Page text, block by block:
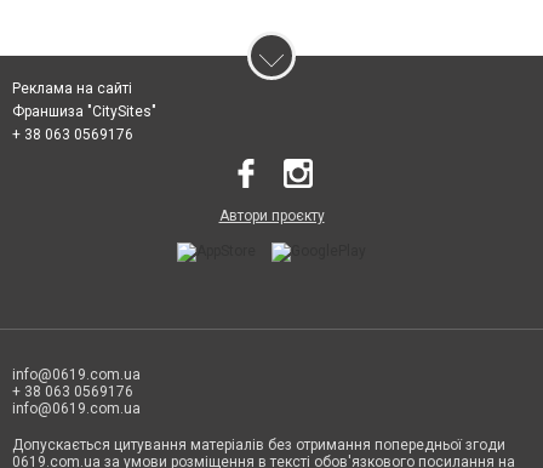
Реклама на сайті
Франшиза "CitySites"
+ 38 063 0569176
Автори проєкту
info@0619.com.ua
+ 38 063 0569176
info@0619.com.ua
Допускається цитування матеріалів без отримання попередньої згоди
0619.com.ua за умови розміщення в тексті обов'язкового посилання на